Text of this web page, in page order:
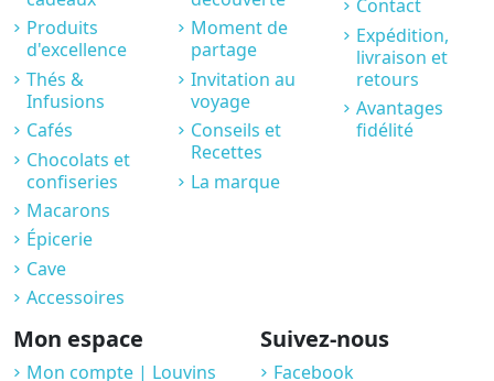
Produits
d'excellence
Thés &
Infusions
Cafés
Chocolats et
confiseries
Macarons
Épicerie
Cave
Accessoires
Moment de
partage
Invitation au
voyage
Conseils et
Recettes
La marque
Contact
Expédition,
livraison et
retours
Avantages
fidélité
Mon espace
Mon compte | Louvins
Suivez-nous
Facebook